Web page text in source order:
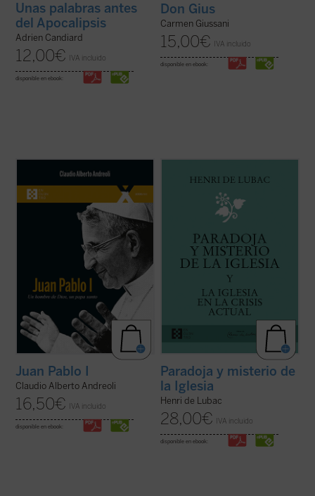
Unas palabras antes
del Apocalipsis
Adrien Candiard
12,00€ IVA incluido
disponible en ebook:
Don Gius
Carmen Giussani
15,00€ IVA incluido
disponible en ebook:
El 4 de septiembre de 2022 fue beatificado
el Siervo de Dios Albino Luciani, quien fue
papa con el nombre de Juan Pablo I, con
uno de los pontificados más breves de la
historia. El autor, que ha tenido la gracia de
conocer personalmente al beato ...(ver
Juan Pablo I
Claudio Alberto Andreoli
16,50€ IVA incluido
disponible en ebook:
cristianos en la sociedad contemporánea?
Henri de Lubac reunidos en el presente
volumen. Frente a una crisis que sacude las
raíces espirituales de Europa, el ...
Paradoja y misterio de
la Iglesia
Henri de Lubac
28,00€ IVA incluido
disponible en ebook: